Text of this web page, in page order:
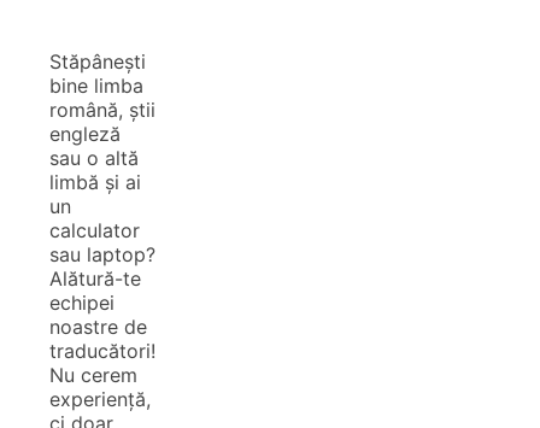
Stăpânești
bine limba
română, știi
engleză
sau o altă
limbă și ai
un
calculator
sau laptop?
Alătură-te
echipei
noastre de
traducători!
Nu cerem
experiență,